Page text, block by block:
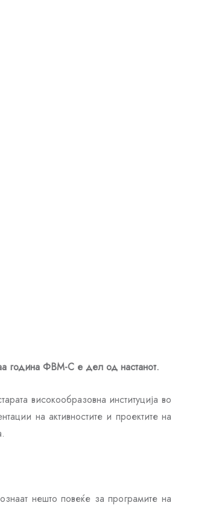
година ФВМ-С е дел од настанот.
високообразовна институција во
на активностите и проектите на
нешто повеќе за програмите на